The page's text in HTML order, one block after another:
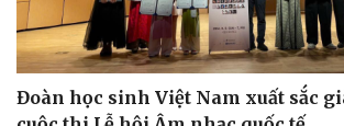
Đoàn học sinh Việt Nam xuất sắc